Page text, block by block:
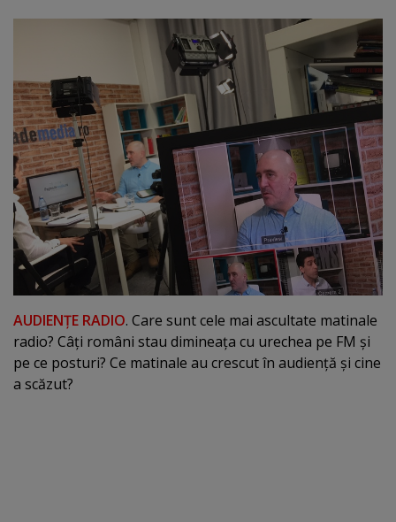
AUDIENŢE RADIO. Care sunt cele mai ascultate matinale
radio? Câţi români stau dimineaţa cu urechea pe FM şi
pe ce posturi? Ce matinale au crescut în audienţă şi cine
a scăzut?